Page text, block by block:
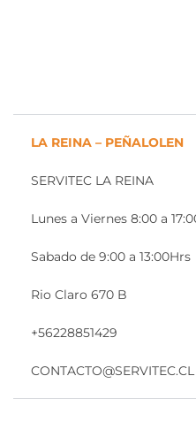
LA REINA – PEÑALOLEN
SERVITEC LA REINA
Lunes a Viernes 8:00 a
Sabado de 9:00 a 13:00Hrs
Rio Claro 670 B
+56228851429
CONTACTO@SERVITEC.CL